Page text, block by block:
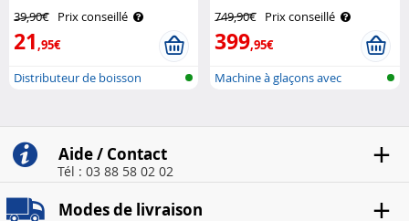
39,90€ Prix conseillé
21 ,95€
Distributeur de boisson
749,90€ Prix conseillé
399,95€
Machine à glaçons avec
Aide / Contact
Tél : 03 88 58 02 02
Modes de livraison